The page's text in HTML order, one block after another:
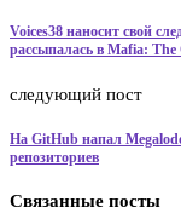
Voices38 наносит свой
рассыпалась в Mafia:
следующий пост
На GitHub напал
репозиториев
Связанные посты